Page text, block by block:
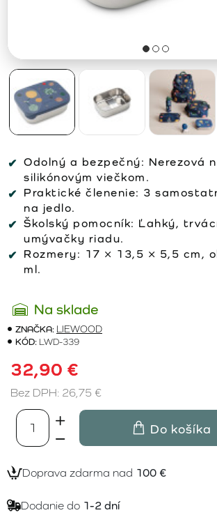
Odolný a bezpečný: Nerezová
silikónovým viečkom.
Praktické členenie: 3
na jedlo.
Školský pomocník: Ľahký,
umývačky riadu.
Rozmery: 17 × 13,5 × 5,5 cm,
ml.
Na sklade
ZNAČKA: LIEWOOD
KÓD: LWD-339
32,90 €
Bez DPH: 26,75 €
Do košíka
Doprava zdarma nad 100 €
Dodanie do 1-2 dní